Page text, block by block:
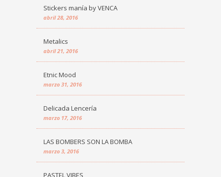
Stickers manía by VENCA
abril 28, 2016
Metalics
abril 21, 2016
Etnic Mood
marzo 31, 2016
Delicada Lencería
marzo 17, 2016
LAS BOMBERS SON LA BOMBA
marzo 3, 2016
PASTEL VIBES